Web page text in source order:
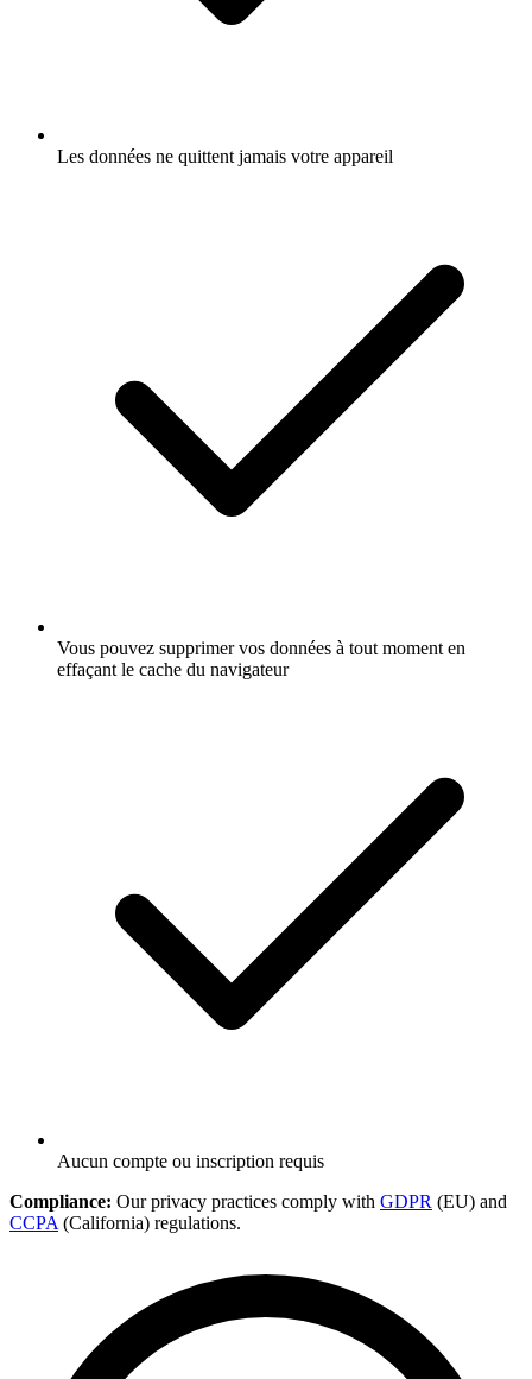
Les données ne quittent jamais votre appareil
Vous pouvez supprimer vos données à tout moment en
effaçant le cache du navigateur
Aucun compte ou inscription requis
Compliance: Our privacy practices comply with GDPR (EU) and
CCPA (California) regulations.